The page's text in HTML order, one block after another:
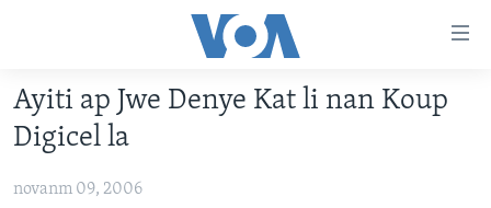
Skip
to
main
Skip
AYITI
LÈZETAZINI
AMERIK LATIN
Ayiti ap Jwe Denye Kat li nan Koup
Digicel la
novanm 09, 2006